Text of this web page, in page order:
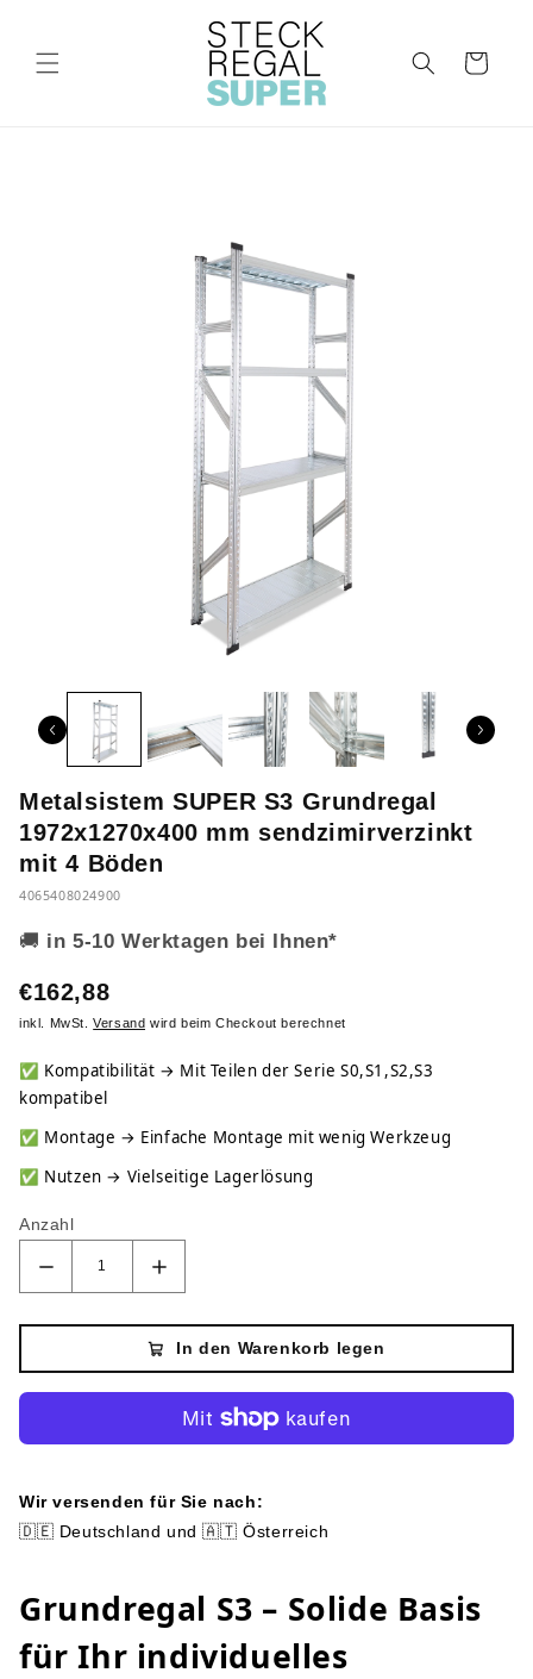
Inhalt
Warenkorb
Metalsistem SUPER S3 Grundregal
1972x1270x400 mm sendzimirverzinkt
mit 4 Böden
4065408024900
🚚 in 5-10 Werktagen bei Ihnen*
€162,88
inkl. MwSt.Versand wird beim Checkout berechnet
✅ Kompatibilität → Mit Teilen der Serie S0,S1,S2,S3
kompatibel
✅ Montage → Einfache Montage mit wenig Werkzeug
✅ Nutzen → Vielseitige Lagerlösung
Anzahl
In den Warenkorb legen
Wir versenden für Sie nach:
🇩🇪 Deutschland und 🇦🇹 Österreich
Grundregal S3 – Solide Basis
für Ihr individuelles